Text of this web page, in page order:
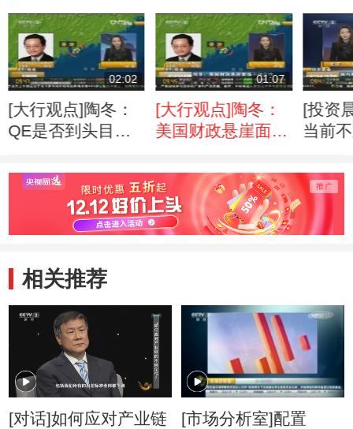
02:02
[大行观点]陶冬：
QE是否到头目前
01:07
[大行观点]陶冬：
美国财政悬崖面临
[投资
当前
相关推荐
[对话]如何应对产业链
[市场分析室]配置